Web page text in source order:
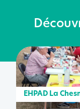
EHPAD La